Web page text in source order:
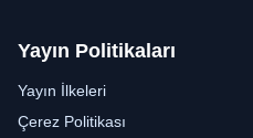
Yayın Politikaları
Yayın İlkeleri
Çerez Politikası